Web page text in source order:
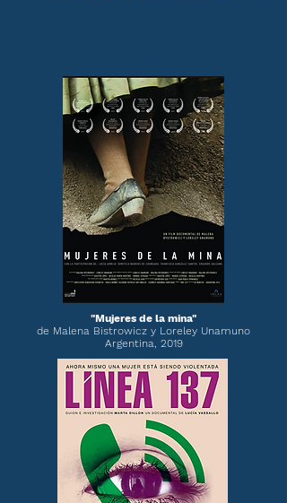
"Mujeres de la mina"
de Malena Bistrowicz y Loreley Unamuno
Argentina, 2019